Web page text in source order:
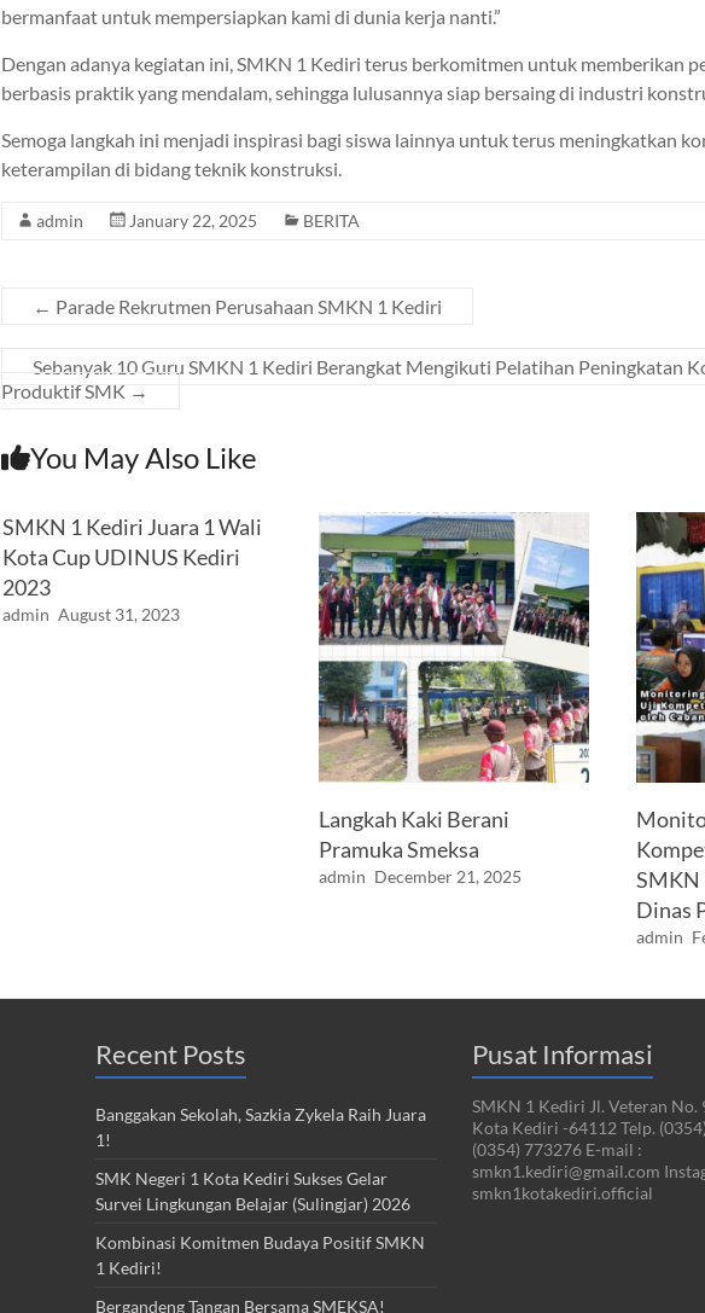
bermanfaat untuk mempersiapkan kami di dunia kerja nanti.”
Dengan adanya kegiatan ini, SMKN 1 Kediri terus berkomitmen untuk memberikan
berbasis praktik yang mendalam, sehingga lulusannya siap bersaing di industri
Semoga langkah ini menjadi inspirasi bagi siswa lainnya untuk terus meningkatkan
keterampilan di bidang teknik konstruksi.
admin January 22, 2025 BERITA
← Parade Rekrutmen Perusahaan SMKN 1 Kediri
Sebanyak 10 Guru SMKN 1 Kediri Berangkat Mengikuti Pelatihan Peningkatan
Produktif SMK →
You May Also Like
SMKN 1 Kediri Juara 1 Wali
Kota Cup UDINUS Kediri
2023
admin August 31, 2023
Langkah Kaki Berani
Pramuka Smeksa
admin December 21, 2025
SMKN
Dinas
admin
Recent Posts
Banggakan Sekolah, Sazkia Zykela Raih Juara
1!
SMK Negeri 1 Kota Kediri Sukses Gelar
Survei Lingkungan Belajar (Sulingjar) 2026
Kombinasi Komitmen Budaya Positif SMKN
1 Kediri!
Bergandeng Tangan Bersama SMEKSA!
Pusat Informasi
SMKN 1 Kediri Jl. Veteran
Kota Kediri -64112 Telp.
(0354) 773276 E-mail :
smkn1.kediri@gmail.com
smkn1kotakediri.official